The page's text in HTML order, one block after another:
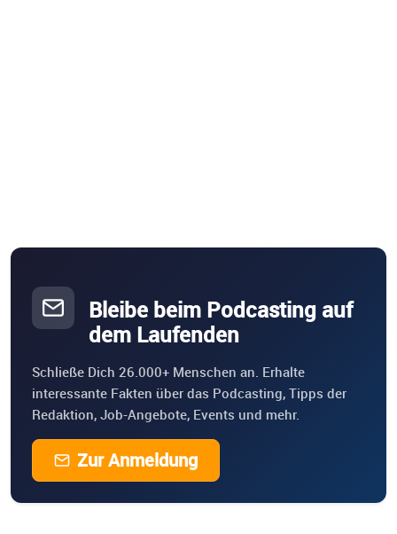
Bleibe beim Podcasting auf
dem Laufenden
Schließe Dich 26.000+ Menschen an. Erhalte
interessante Fakten über das Podcasting, Tipps der
Redaktion, Job-Angebote, Events und mehr.
Zur Anmeldung